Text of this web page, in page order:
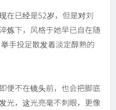
在已经是52岁，但是对刘
炼下，风格于她早已自在随
手投足散发着淡定醇熟的
便不在镜头前，也会把脚底
光，这光亮毫不刺眼，更像